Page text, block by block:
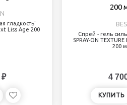
гладкость'
Liss Age 200
₽
BES
Спрей - гель
SPRAY-ON
200
4
КУПИТЬ